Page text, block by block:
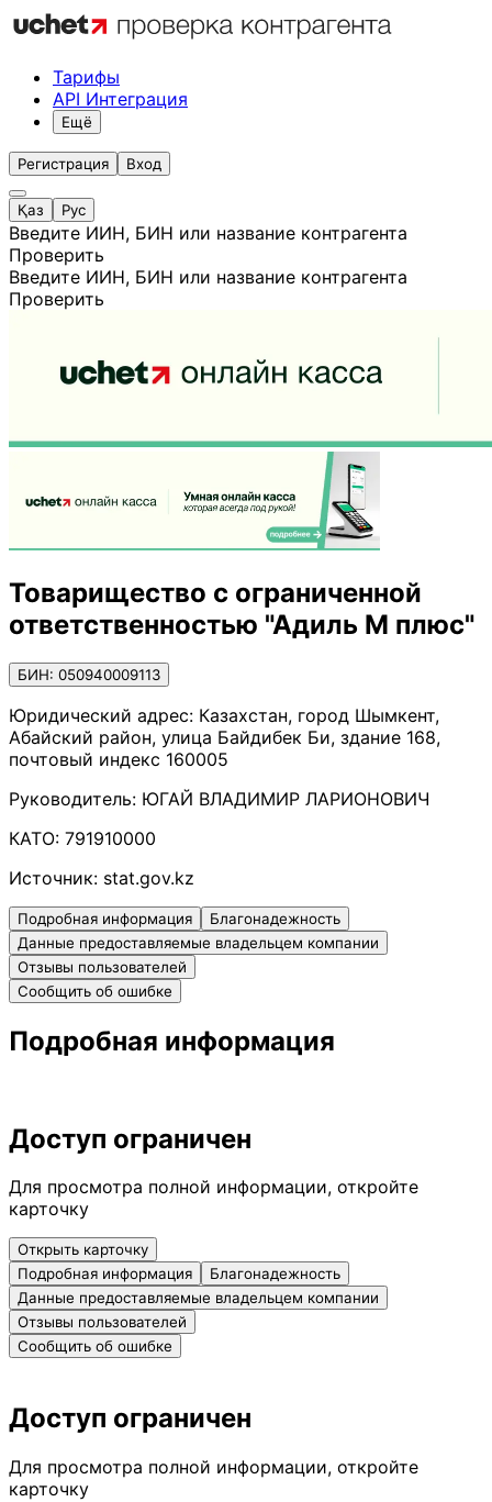
Тарифы
API Интеграция
Ещё
Регистрация Вход
Қаз Рус
Введите ИИН, БИН или название контрагента
Проверить
Введите ИИН, БИН или название контрагента
Проверить
Товарищество с ограниченной
ответственностью "Адиль М плюс"
БИН: 050940009113
Юридический адрес: Казахстан, город Шымкент,
Абайский район, улица Байдибек Би, здание 168,
почтовый индекс 160005
Руководитель: ЮГАЙ ВЛАДИМИР ЛАРИОНОВИЧ
КАТО: 791910000
Источник: stat.gov.kz
Подробная информация
Благонадежность
Данные предоставляемые владельцем компании
Отзывы пользователей
Сообщить об ошибке
Подробная информация
Доступ ограничен
Для просмотра полной информации, откройте
карточку
Открыть карточку
Подробная информация
Благонадежность
Данные предоставляемые владельцем компании
Отзывы пользователей
Сообщить об ошибке
Доступ ограничен
Для просмотра полной информации, откройте
карточку